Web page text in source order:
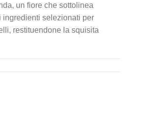
un fiore che sottolinea
ingredienti selezionati per
restituendone la squisita